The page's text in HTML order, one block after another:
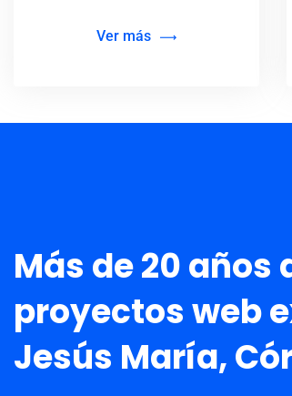
Ver más
Más de 20
proyectos web
Jesús María,